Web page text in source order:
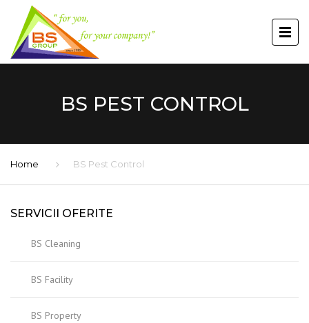
BS PEST CONTROL
Home BS Pest Control
SERVICII OFERITE
BS Cleaning
BS Facility
BS Property